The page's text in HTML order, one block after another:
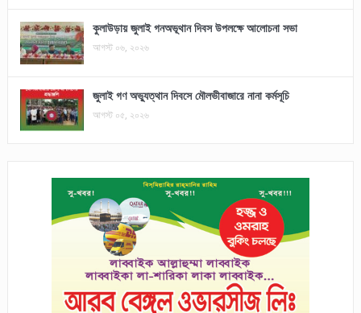
কুলাউড়ায় জুলাই গনঅভূথান দিবস উপলক্ষে আলোচনা সভা
আগস্ট ০৬, ২০২৬
জুলাই গণ অভ্যুত্থান দিবসে মৌলভীবাজারে নানা কর্মসূচি
আগস্ট ০৫, ২০২৬